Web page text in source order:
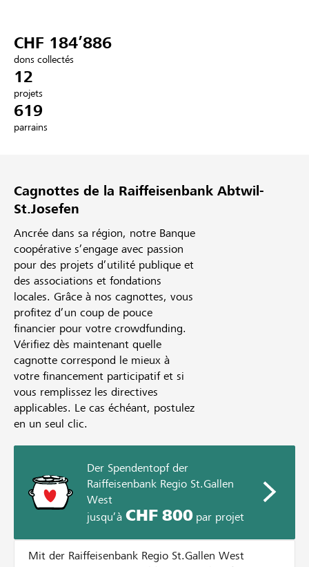
Se connecter
S'inscrire
CHF 184’886
dons collectés
12
projets
619
parrains
Cagnottes de la Raiffeisenbank Abtwil-
St.Josefen
Ancrée dans sa région, notre Banque
coopérative s’engage avec passion
pour des projets d’utilité publique et
des associations et fondations
locales. Grâce à nos cagnottes, vous
profitez d’un coup de pouce
financier pour votre crowdfunding.
Vérifiez dès maintenant quelle
cagnotte correspond le mieux à
votre financement participatif et si
vous remplissez les directives
applicables. Le cas échéant, postulez
en un seul clic.
Der Spendentopf der
Raiffeisenbank Regio St.Gallen
West
jusqu’à CHF 800par projet
Mit der Raiffeisenbank Regio St.Gallen West